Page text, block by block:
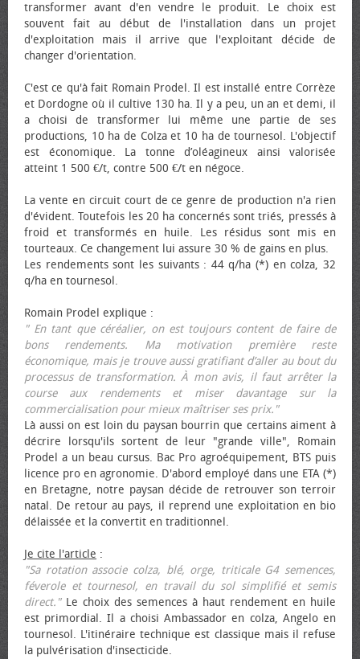
transformer avant d'en vendre le produit. Le choix est
souvent fait au début de l'installation dans un projet
d'exploitation mais il arrive que l'exploitant décide de
changer d'orientation.
C'est ce qu'à fait Romain Prodel. Il est installé entre Corrèze
et Dordogne où il cultive 130 ha. Il y a peu, un an et demi, il
a choisi de transformer lui même une partie de ses
productions, 10 ha de Colza et 10 ha de tournesol. L'objectif
est économique. La tonne d’oléagineux ainsi valorisée
atteint 1 500 €/t, contre 500 €/t en négoce.
La vente en circuit court de ce genre de production n'a rien
d'évident. Toutefois les 20 ha concernés sont triés, pressés à
froid et transformés en huile. Les résidus sont mis en
tourteaux. Ce changement lui assure 30 % de gains en plus.
Les rendements sont les suivants : 44 q/ha (*) en colza, 32
q/ha en tournesol.
Romain Prodel explique :
" En tant que céréalier, on est toujours content de faire de
bons rendements. Ma motivation première reste
économique, mais je trouve aussi gratifiant d’aller au bout du
processus de transformation. À mon avis, il faut arrêter la
course aux rendements et miser davantage sur la
commercialisation pour mieux maîtriser ses prix."
Là aussi on est loin du paysan bourrin que certains aiment à
décrire lorsqu'ils sortent de leur "grande ville", Romain
Prodel a un beau cursus. Bac Pro agroéquipement, BTS puis
licence pro en agronomie. D'abord employé dans une ETA (*)
en Bretagne, notre paysan décide de retrouver son terroir
natal. De retour au pays, il reprend une exploitation en bio
délaissée et la convertit en traditionnel.
Je cite l'article :
"Sa rotation associe colza, blé, orge, triticale G4 semences,
féverole et tournesol, en travail du sol simplifié et semis
direct."Le choix des semences à haut rendement en huile
est primordial. Il a choisi Ambassador en colza, Angelo en
tournesol. L'itinéraire technique est classique mais il refuse
la pulvérisation d'insecticide.